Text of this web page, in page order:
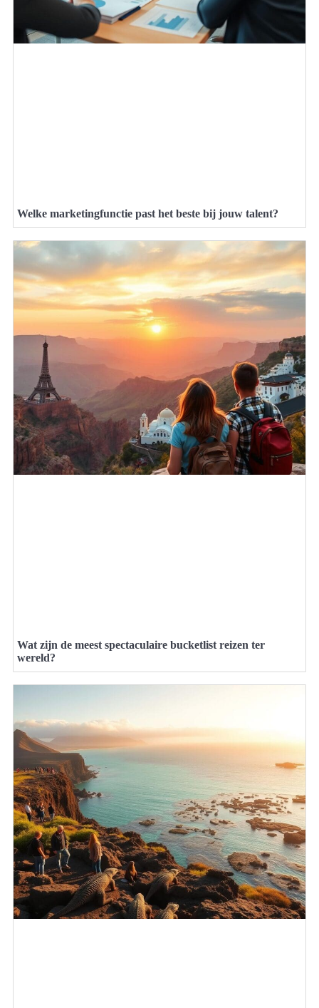
Welke marketingfunctie past het beste bij jouw talent?
Wat zijn de meest spectaculaire bucketlist reizen ter
wereld?